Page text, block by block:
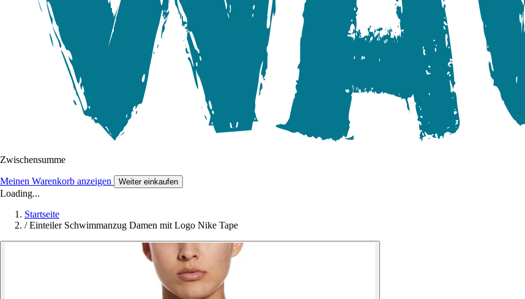
Zwischensumme
Meinen Warenkorb anzeigen Weiter einkaufen
Loading...
Startseite
/ Einteiler Schwimmanzug Damen mit Logo Nike Tape